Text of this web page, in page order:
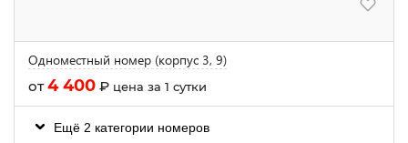
Одноместный номер (корпус 3, 9)
от4 400 ₽ цена за 1 сутки
Ещё 2 категории номеров